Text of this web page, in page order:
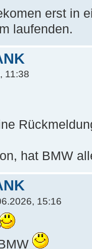
erst in
laufenden.
11:38
hat BMW
15:16